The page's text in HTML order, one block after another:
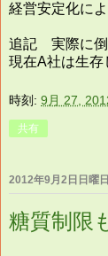
経営安定化に
追記 実際に倒
現在A社は生存
時刻: 9月 27,
共有
2012年9月2日日曜日
糖質制限